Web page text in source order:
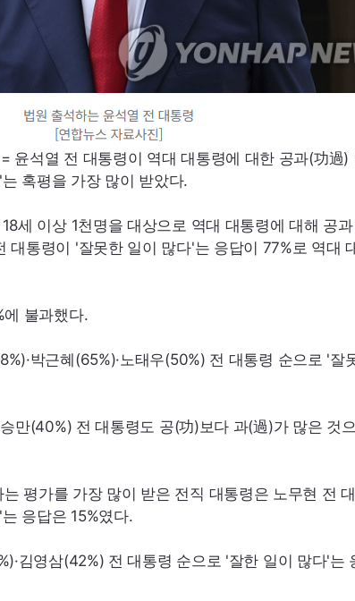
윤석열 전 대통령이 역대 대통령에 대한 공과(功過)
혹평을 가장 많이 받았다.
세 이상 1천명을 대상으로 역대 대통령에 대해 공
대통령이 '잘못한 일이 많다'는 응답이 77%로 역대
에 불과했다.
박근혜(65%)·노태우(50%) 전 대통령 순으로 '잘
만(40%) 전 대통령도 공(功)보다 과(過)가 많은 것
평가를 가장 많이 받은 전직 대통령은 노무현 전
응답은 15%였다.
김영삼(42%) 전 대통령 순으로 '잘한 일이 많다'는